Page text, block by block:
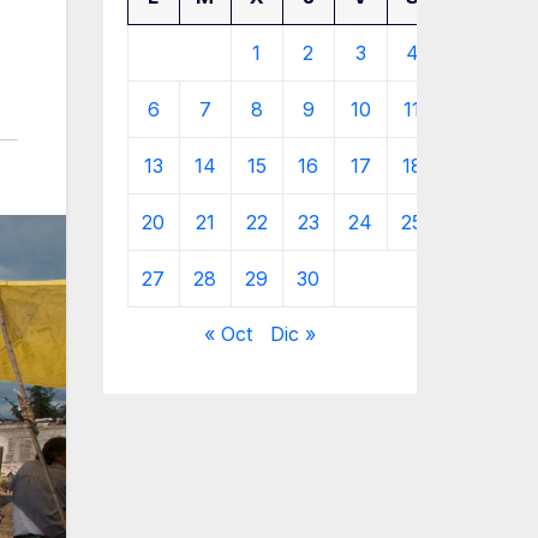
1 2 3 4
6 7 8 9 10 11
13 14 15 16 17 18
20 21 22 23 24 25
27 28 29 30
« Oct Dic »